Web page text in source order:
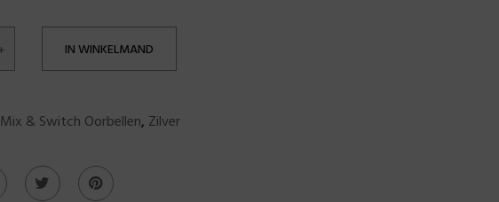
IN WINKELMAND
Mix & Switch Oorbellen, Zilver